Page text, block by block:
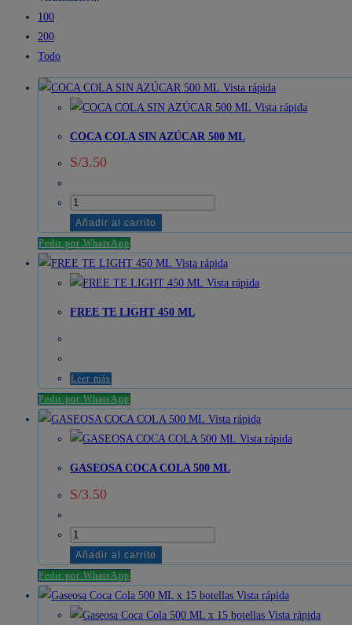
100
200
Todo
Vista rápida
Vista rápida
COCA COLA SIN AZÚCAR 500 ML
S/3.50
COCA
COLA
SIN
AZÚCAR
500
cantidad
Añadir al carrito
Pedir por WhatsApp
Vista rápida
Vista rápida
FREE TE LIGHT 450 ML
Leer más
Pedir por WhatsApp
Vista rápida
Vista rápida
GASEOSA COCA COLA 500 ML
S/3.50
GASEOSA
COCA
COLA
500
ML
Añadir al carrito
Pedir por WhatsApp
Vista rápida
Vista rápida